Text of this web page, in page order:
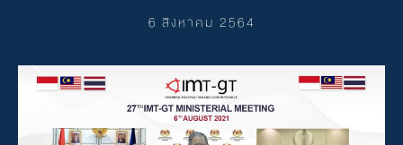
6 สิงหาคม 2564